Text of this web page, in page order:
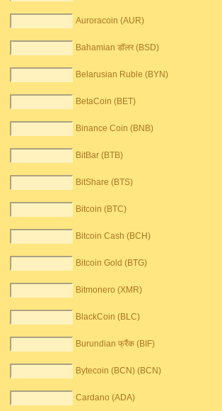
Auroracoin (AUR)
Bahamian डॉलर (BSD)
Belarusian Ruble (BYN)
BetaCoin (BET)
Binance Coin (BNB)
BitBar (BTB)
BitShare (BTS)
Bitcoin (BTC)
Bitcoin Cash (BCH)
Bitcoin Gold (BTG)
Bitmonero (XMR)
BlackCoin (BLC)
Burundian फ्रैंक (BIF)
Bytecoin (BCN) (BCN)
Cardano (ADA)